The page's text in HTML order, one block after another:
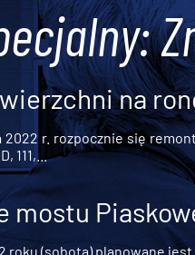
na
r. rozpocznie się
111,...
mostu
roku (sobota) planowane